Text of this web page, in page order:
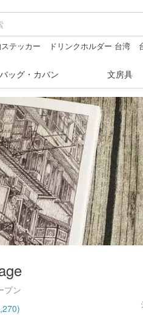
テッカー ドリンクホルダー 台湾
バッグ・カバン 文房具
プン